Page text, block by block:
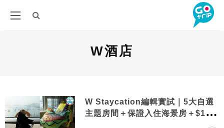
W酒店
W Staycation編輯實試｜5大自選
主題房間＋保證入住海景房＋$1,50